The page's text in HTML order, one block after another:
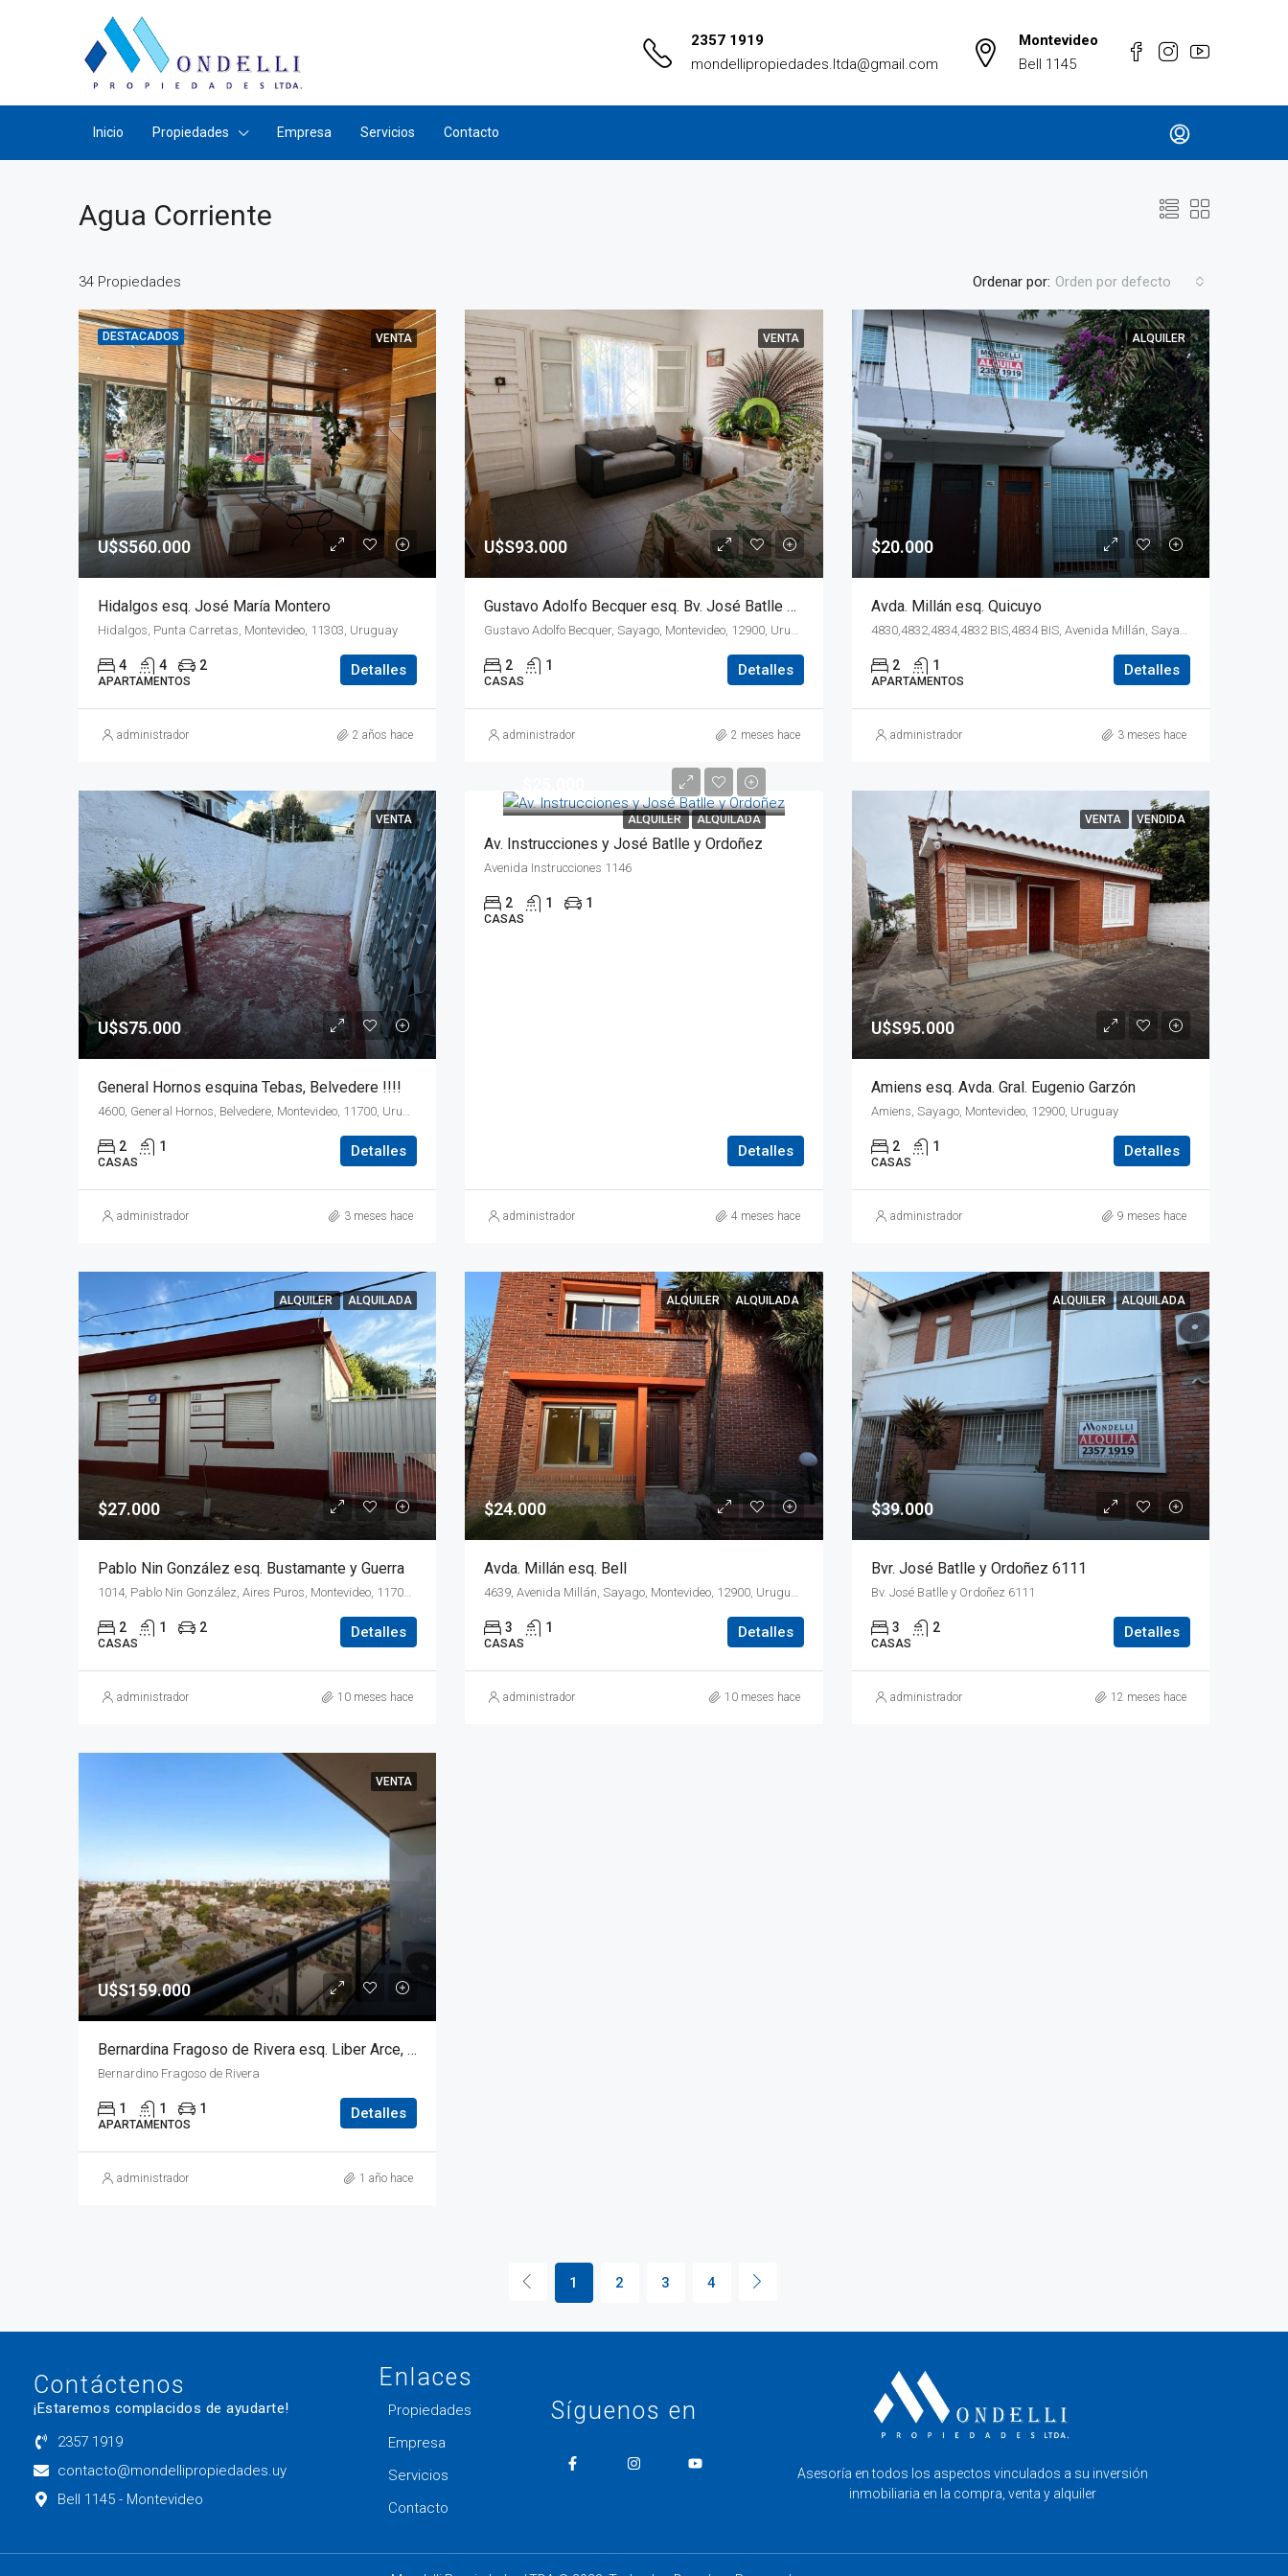
2357 1919
mondellipropiedades.ltda@gmail.com
Montevideo
Bell 1145
Inicio Propiedades Empresa Servicios Contacto
Agua Corriente
34 Propiedades Ordenar por: Orden por defecto
DESTACADOS VENTA
U$S560.000
Hidalgos esq. José María Montero
Hidalgos, Punta Carretas, Montevideo, 11303, Uruguay
4 4 2
APARTAMENTOS
Detalles
administrador 2 años hace
VENTA
U$S93.000
Gustavo Adolfo Becquer esq. Bv. José Batlle y Ordoñez, Oportunidad Inversor !!!!!!
2 1
CASAS
Detalles
administrador 2 meses hace
ALQUILER
$20.000
Avda. Millán esq. Quicuyo
2 1
APARTAMENTOS
Detalles
administrador 3 meses hace
VENTA
U$S75.000
General Hornos esquina Tebas, Belvedere !!!!
2 1
CASAS
Detalles
administrador 3 meses hace
ALQUILER ALQUILADA
Av. Instrucciones y José Batlle y Ordoñez
Avenida Instrucciones 1146
2 1 1
CASAS
Detalles
administrador 4 meses hace
VENTA VENDIDA
U$S95.000
Amiens esq. Avda. Gral. Eugenio Garzón
Amiens, Sayago, Montevideo, 12900, Uruguay
2 1
CASAS
Detalles
administrador 9 meses hace
ALQUILER ALQUILADA
$27.000
Pablo Nin González esq. Bustamante y Guerra
2 1 2
CASAS
Detalles
administrador 10 meses hace
ALQUILER ALQUILADA
$24.000
Avda. Millán esq. Bell
3 1
CASAS
Detalles
administrador 10 meses hace
ALQUILER ALQUILADA
$39.000
Bvr. José Batlle y Ordoñez 6111
Bv. José Batlle y Ordoñez 6111
3 2
CASAS
Detalles
administrador 12 meses hace
VENTA
U$S159.000
Bernardina Fragoso de Rivera esq. Liber Arce, Apartamento 1 dormitorio con Garage !!!!! Ideal Inversor
Bernardino Fragoso de Rivera
1 1 1
APARTAMENTOS
Detalles
administrador 1 año hace
1 2 3 4
Contáctenos
¡Estaremos complacidos de ayudarte!
2357 1919
contacto@mondellipropiedades.uy
Bell 1145 - Montevideo
Enlaces
Propiedades
Empresa
Servicios
Contacto
Síguenos en
Asesoría en todos los aspectos vinculados a su inversión
inmobiliaria en la compra, venta y alquiler